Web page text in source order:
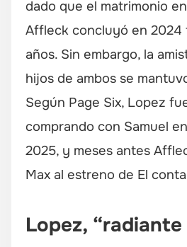
dado que el matrimonio
Affleck concluyó en 2024
años. Sin embargo, la
hijos de ambos se
Según Page Six, Lopez
comprando con Samuel
2025, y meses antes
Max al estreno de El
Lopez,